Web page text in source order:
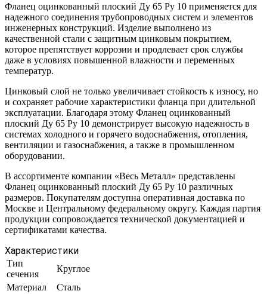
Фланец оцинкованный плоский Ду 65 Ру 10 применяется для
надежного соединения трубопроводных систем и элементов
инженерных конструкций. Изделие выполнено из
качественной стали с защитным цинковым покрытием,
которое препятствует коррозии и продлевает срок службы
даже в условиях повышенной влажности и переменных
температур.
Цинковый слой не только увеличивает стойкость к износу, но
и сохраняет рабочие характеристики фланца при длительной
эксплуатации. Благодаря этому Фланец оцинкованный
плоский Ду 65 Ру 10 демонстрирует высокую надежность в
системах холодного и горячего водоснабжения, отопления,
вентиляции и газоснабжения, а также в промышленном
оборудовании.
В ассортименте компании «Весь Металл» представлены
Фланец оцинкованный плоский Ду 65 Ру 10 различных
размеров. Покупателям доступна оперативная доставка по
Москве и Центральному федеральному округу. Каждая партия
продукции сопровождается технической документацией и
сертификатами качества.
Характеристики
Тип
сечения
Круглое
Материал
Сталь